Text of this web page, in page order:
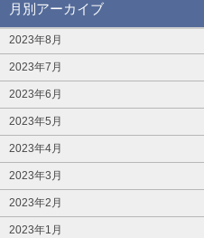
月別アーカイブ
2023年8月
2023年7月
2023年6月
2023年5月
2023年4月
2023年3月
2023年2月
2023年1月